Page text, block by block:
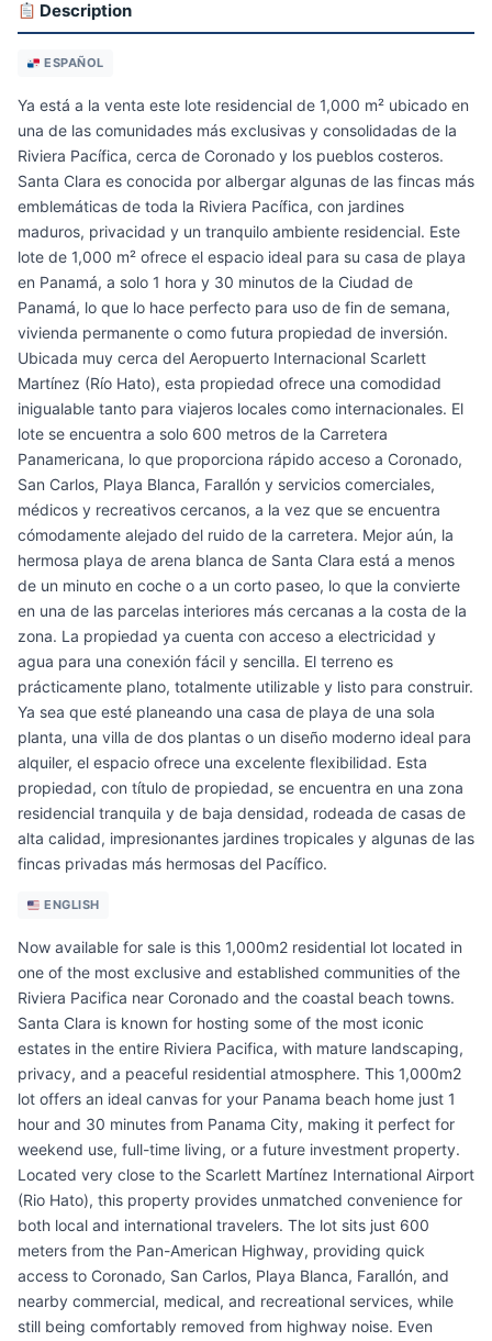
Description
ESPAÑOL
Ya está a la venta este lote residencial de 1,000 m² ubicado en
una de las comunidades más exclusivas y consolidadas de la
Riviera Pacífica, cerca de Coronado y los pueblos costeros.
Santa Clara es conocida por albergar algunas de las fincas más
emblemáticas de toda la Riviera Pacífica, con jardines
maduros, privacidad y un tranquilo ambiente residencial. Este
lote de 1,000 m² ofrece el espacio ideal para su casa de playa
en Panamá, a solo 1 hora y 30 minutos de la Ciudad de
Panamá, lo que lo hace perfecto para uso de fin de semana,
vivienda permanente o como futura propiedad de inversión.
Ubicada muy cerca del Aeropuerto Internacional Scarlett
Martínez (Río Hato), esta propiedad ofrece una comodidad
inigualable tanto para viajeros locales como internacionales. El
lote se encuentra a solo 600 metros de la Carretera
Panamericana, lo que proporciona rápido acceso a Coronado,
San Carlos, Playa Blanca, Farallón y servicios comerciales,
médicos y recreativos cercanos, a la vez que se encuentra
cómodamente alejado del ruido de la carretera. Mejor aún, la
hermosa playa de arena blanca de Santa Clara está a menos
de un minuto en coche o a un corto paseo, lo que la convierte
en una de las parcelas interiores más cercanas a la costa de la
zona. La propiedad ya cuenta con acceso a electricidad y
agua para una conexión fácil y sencilla. El terreno es
prácticamente plano, totalmente utilizable y listo para construir.
Ya sea que esté planeando una casa de playa de una sola
planta, una villa de dos plantas o un diseño moderno ideal para
alquiler, el espacio ofrece una excelente flexibilidad. Esta
propiedad, con título de propiedad, se encuentra en una zona
residencial tranquila y de baja densidad, rodeada de casas de
alta calidad, impresionantes jardines tropicales y algunas de las
fincas privadas más hermosas del Pacífico.
ENGLISH
Now available for sale is this 1,000m2 residential lot located in
one of the most exclusive and established communities of the
Riviera Pacifica near Coronado and the coastal beach towns.
Santa Clara is known for hosting some of the most iconic
estates in the entire Riviera Pacifica, with mature landscaping,
privacy, and a peaceful residential atmosphere. This 1,000m2
lot offers an ideal canvas for your Panama beach home just 1
hour and 30 minutes from Panama City, making it perfect for
weekend use, full-time living, or a future investment property.
Located very close to the Scarlett Martínez International Airport
(Rio Hato), this property provides unmatched convenience for
both local and international travelers. The lot sits just 600
meters from the Pan-American Highway, providing quick
access to Coronado, San Carlos, Playa Blanca, Farallón, and
nearby commercial, medical, and recreational services, while
still being comfortably removed from highway noise. Even